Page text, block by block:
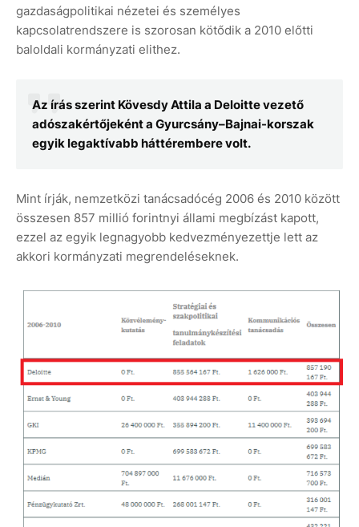
gazdaságpolitikai nézetei és személyes
kapcsolatrendszere is szorosan kötődik a 2010 előtti
baloldali kormányzati elithez.
Az írás szerint Kövesdy Attila a Deloitte vezető
adószakértőjeként a Gyurcsány–Bajnai-korszak
egyik legaktívabb háttérembere volt.
Mint írják, nemzetközi tanácsadócég 2006 és 2010 között
összesen 857 millió forintnyi állami megbízást kapott,
ezzel az egyik legnagyobb kedvezményezettje lett az
akkori kormányzati megrendeléseknek.